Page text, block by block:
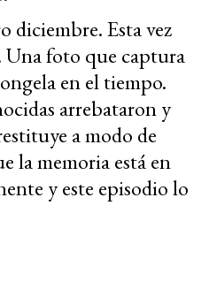
diciembre. Esta vez
Una foto que captura
en el tiempo.
arrebataron y
a modo de
la memoria está en
y este episodio lo